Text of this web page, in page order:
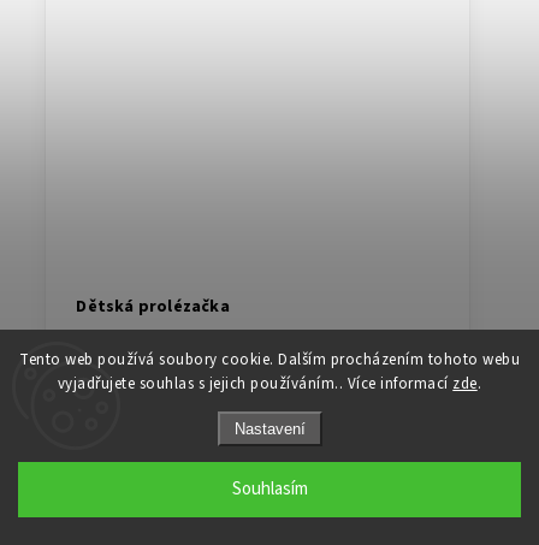
Tento web používá soubory cookie. Dalším procházením tohoto webu
vyjadřujete souhlas s jejich používáním.. Více informací zde.
Nastavení
Souhlasím
Dětská prolézačka
Skladem u dodavatele
Pohybová aktivita je u dětí nesmírně důležitá. Pečlivě
vybraný kousek pro radost vašich dětí a krásnější domov.